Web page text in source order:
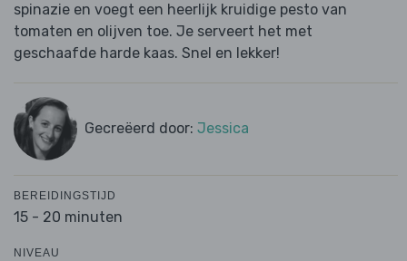
spinazie en voegt een heerlijk kruidige pesto van
tomaten en olijven toe. Je serveert het met
geschaafde harde kaas. Snel en lekker!
Gecreëerd door: Jessica
BEREIDINGSTIJD
15 - 20 minuten
NIVEAU